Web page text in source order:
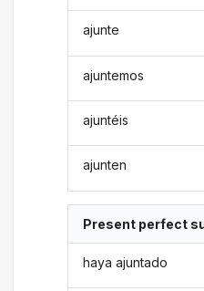
ajunte
ajuntemos
ajuntéis
ajunten
Present perfect
haya ajuntado